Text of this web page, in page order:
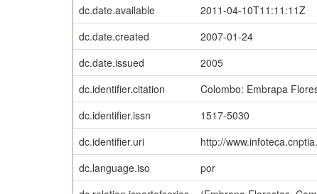
dc.date.available
2011-04-10T11:11:11Z
dc.date.created
2007-01-24
dc.date.issued
2005
dc.identifier.citation
Colombo: Embrapa
dc.identifier.issn
1517-5030
dc.identifier.uri
http://
dc.language.iso
por